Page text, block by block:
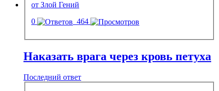
от Злой Гений
0
464
Наказать врага через кровь петуха
Последний ответ